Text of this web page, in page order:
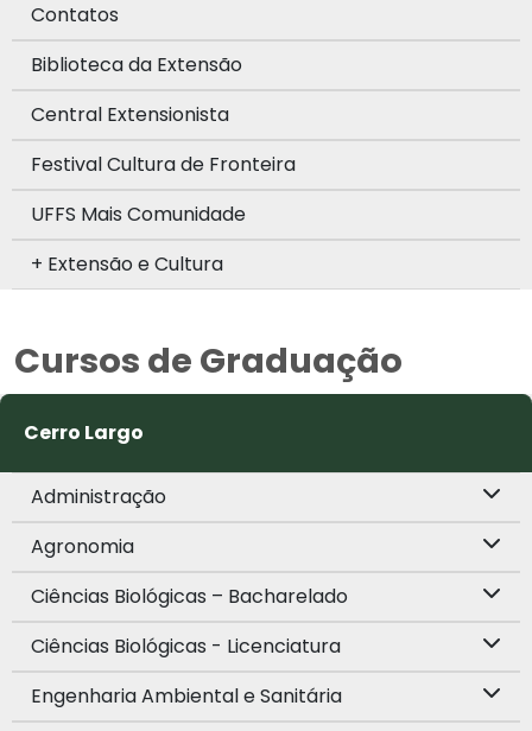
Contatos
Biblioteca da Extensão
Central Extensionista
Festival Cultura de Fronteira
UFFS Mais Comunidade
+ Extensão e Cultura
Cursos de Graduação
Cerro Largo
Administração
Agronomia
Ciências Biológicas – Bacharelado
Ciências Biológicas - Licenciatura
Engenharia Ambiental e Sanitária